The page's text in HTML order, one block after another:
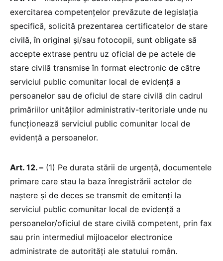
exercitarea competențelor prevăzute de legislația
specifică, solicită prezentarea certificatelor de stare
civilă, în original și/sau fotocopii, sunt obligate să
accepte extrase pentru uz oficial de pe actele de
stare civilă transmise în format electronic de către
serviciul public comunitar local de evidență a
persoanelor sau de oficiul de stare civilă din cadrul
primăriilor unităților administrativ-teritoriale unde nu
funcționează serviciul public comunitar local de
evidență a persoanelor.
Art. 12. – (1) Pe durata stării de urgență, documentele
primare care stau la baza înregistrării actelor de
naștere și de deces se transmit de emitenți la
serviciul public comunitar local de evidență a
persoanelor/oficiul de stare civilă competent, prin fax
sau prin intermediul mijloacelor electronice
administrate de autorități ale statului român.